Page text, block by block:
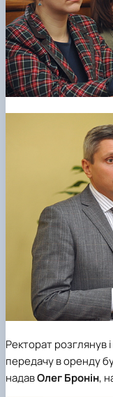
Ректорат розглянув
передачу в оренду
надавОлег Бронін,